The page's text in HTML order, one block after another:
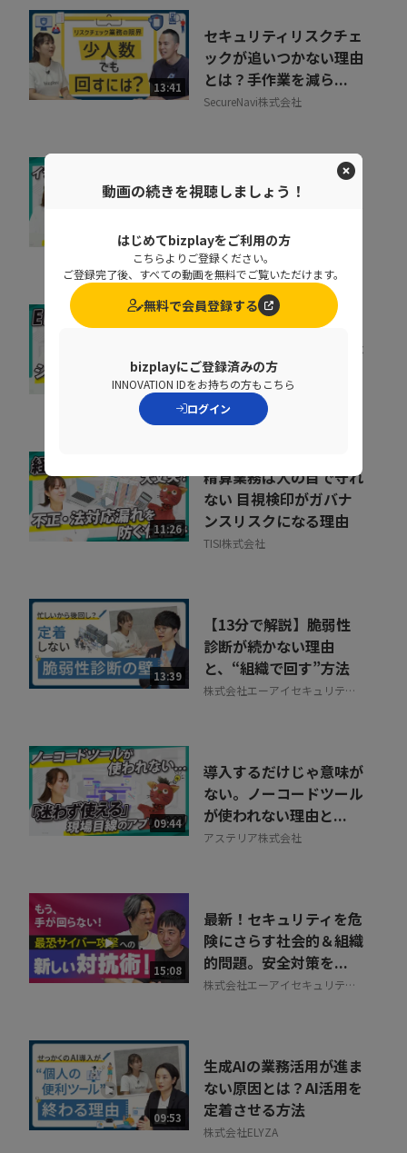
13:41
セキュリティリスクチェ
ックが追いつかない理由
とは？手作業を減ら...
SecureNavi株式会社
08:41
【回線遅延】社内クレー
ムを減らすか無くしたい
株式会社インターネットイニシ
アティブ
06:51
ERP刷新の前に考えるべ
き「入口改善」。現場が
使わない原因と整え方
TISI株式会社
11:26
精算業務は人の目で守れ
ない 目視検印がガバナ
ンスリスクになる理由
TISI株式会社
13:39
【13分で解説】脆弱性
診断が続かない理由
と、“組織で回す”方法
株式会社エーアイセキュリティ
09:44
導入するだけじゃ意味が
ない。ノーコードツール
が使われない理由と...
アステリア株式会社
15:08
最新！セキュリティを危
険にさらす社会的＆組織
的問題。安全対策を...
株式会社エーアイセキュリティ
09:53
生成AIの業務活用が進ま
ない原因とは？AI活用を
定着させる方法
株式会社ELYZA
動画の続きを視聴しましょう！
はじめてbizplayをご利用の方
こちらよりご登録ください。
ご登録完了後、すべての動画を無料でご覧いただけます。
無料で会員登録する
bizplayにご登録済みの方
INNOVATION IDをお持ちの方もこちら
ログイン